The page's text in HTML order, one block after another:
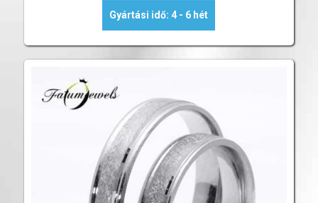
Gyártási idő: 4 - 6 hét